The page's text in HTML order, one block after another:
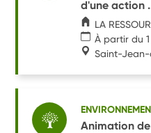
d'une action
LA
À partir du
Saint-
Animation